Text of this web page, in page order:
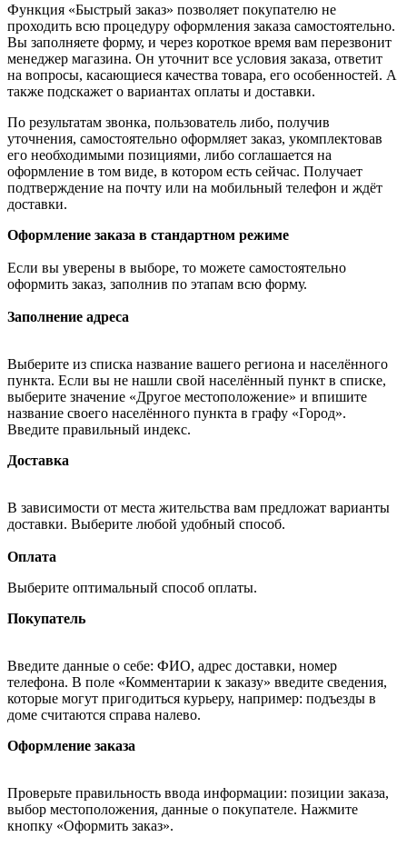
Функция «Быстрый заказ» позволяет покупателю не
проходить всю процедуру оформления заказа самостоятельно.
Вы заполняете форму, и через короткое время вам перезвонит
менеджер магазина. Он уточнит все условия заказа, ответит
на вопросы, касающиеся качества товара, его особенностей. А
также подскажет о вариантах оплаты и доставки.
По результатам звонка, пользователь либо, получив
уточнения, самостоятельно оформляет заказ, укомплектовав
его необходимыми позициями, либо соглашается на
оформление в том виде, в котором есть сейчас. Получает
подтверждение на почту или на мобильный телефон и ждёт
доставки.
Оформление заказа в стандартном режиме
Если вы уверены в выборе, то можете самостоятельно
оформить заказ, заполнив по этапам всю форму.
Заполнение адреса
Выберите из списка название вашего региона и населённого
пункта. Если вы не нашли свой населённый пункт в списке,
выберите значение «Другое местоположение» и впишите
название своего населённого пункта в графу «Город».
Введите правильный индекс.
Доставка
В зависимости от места жительства вам предложат варианты
доставки. Выберите любой удобный способ.
Оплата
Выберите оптимальный способ оплаты.
Покупатель
Введите данные о себе: ФИО, адрес доставки, номер
телефона. В поле «Комментарии к заказу» введите сведения,
которые могут пригодиться курьеру, например: подъезды в
доме считаются справа налево.
Оформление заказа
Проверьте правильность ввода информации: позиции заказа,
выбор местоположения, данные о покупателе. Нажмите
кнопку «Оформить заказ».